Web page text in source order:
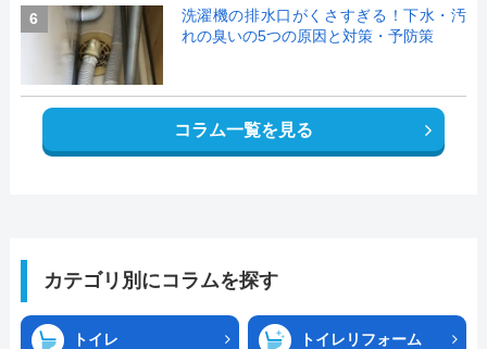
6
洗濯機の排水口がくさすぎる！下水・汚
れの臭いの5つの原因と対策・予防策
コラム一覧を見る
カテゴリ別にコラムを探す
トイレ トイレリフォーム